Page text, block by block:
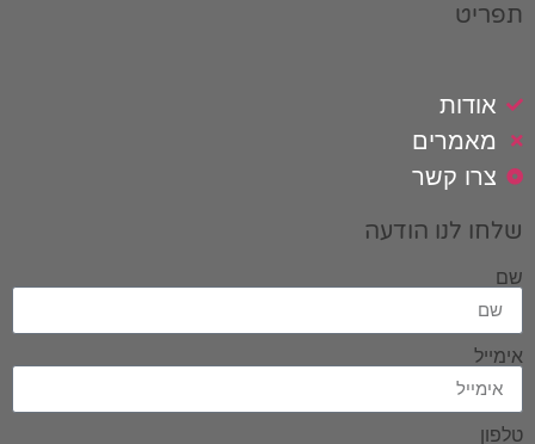
תפריט
אודות
מאמרים
צרו קשר
שלחו לנו הודעה
שם
אימייל
טלפון